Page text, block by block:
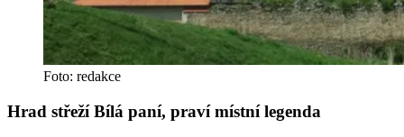
Foto: redakce
Hrad střeží Bílá paní, praví místní legenda